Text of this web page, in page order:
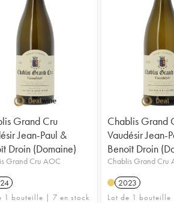
Grand Cru
Jean-Paul &
Droin (Domaine)
Grand Cru AOC
1 bouteille | 7 en stock
Chablis Grand
Vaudésir Jean-
Benoît Droin
Chablis Grand Cru
2023
Lot de 1